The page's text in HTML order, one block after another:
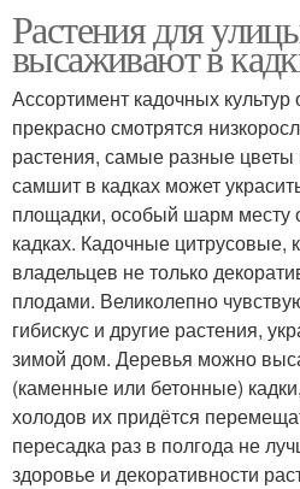
Растения для
высаживают в
Ассортимент кадочных
прекрасно смотрятся
растения, самые разные цветы
самшит в кадках может
площадки, особый шарм месту
кадках. Кадочные цитрусовые,
владельцев не только
плодами. Великолепно
гибискус и другие растения,
зимой дом. Деревья можно
(каменные или бетонные)
холодов их придётся
пересадка раз в полгода не
здоровье и декоративности